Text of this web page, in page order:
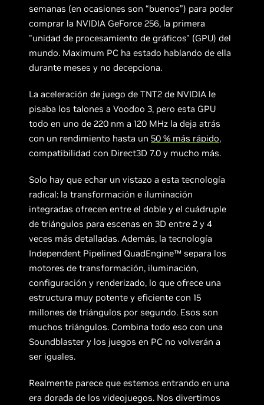
semanas (en ocasiones son “buenos”) para poder
comprar la NVIDIA GeForce 256, la primera
"unidad de procesamiento de gráficos" (GPU) del
mundo. Maximum PC ha estado hablando de ella
durante meses y no decepciona.
La aceleración de juego de TNT2 de NVIDIA le
pisaba los talones a Voodoo 3, pero esta GPU
todo en uno de 220 nm a 120 MHz la deja atrás
con un rendimiento hasta un50 % más rápido,
compatibilidad con Direct3D 7.0 y mucho más.
Solo hay que echar un vistazo a esta tecnología
radical: la transformación e iluminación
integradas ofrecen entre el doble y el cuádruple
de triángulos para escenas en 3D entre 2 y 4
veces más detalladas. Además, la tecnología
Independent Pipelined QuadEngine™ separa los
motores de transformación, iluminación,
configuración y renderizado, lo que ofrece una
estructura muy potente y eficiente con 15
millones de triángulos por segundo. Esos son
muchos triángulos. Combina todo eso con una
Soundblaster y los juegos en PC no volverán a
ser iguales.
Realmente parece que estemos entrando en una
era dorada de los videojuegos. Nos divertimos